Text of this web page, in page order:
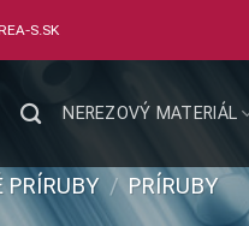
S.SK
NEREZOVÝ MATERIÁL
PRÍRUBY / PRÍRUBY